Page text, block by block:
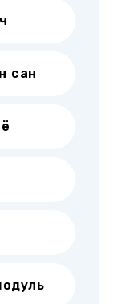
сан